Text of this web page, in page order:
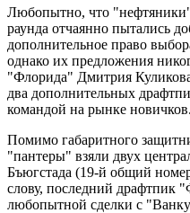
Любопытно, что
раунда отчаянно пытались
дополнительное право
однако их предложения
"Флорида" Дмитрия
два дополнительных
командой на рынке новичков.
Помимо габаритного
"пантеры" взяли двух
Бъюгстада (19-й общий
слову, последний драфтпик
любопытной сделки с